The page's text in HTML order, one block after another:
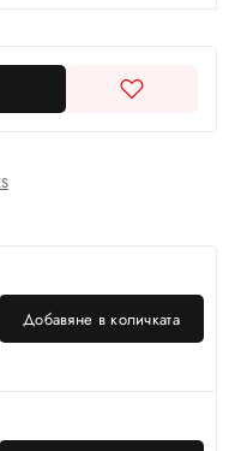
Добавяне в количката